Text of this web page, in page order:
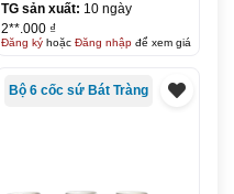
TG sản xuất: 10 ngày
2**.000 ₫
Đăng kýhoặc Đăng nhậpđể xem giá
Bộ 6 cốc sứ Bát Tràng